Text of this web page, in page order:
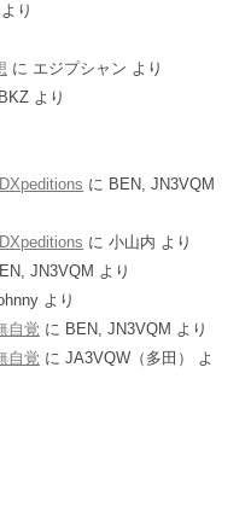
より
に エジプシャン より
より
に BEN, JN3VQM
に 小山内 より
JN3VQM より
より
自覚 に BEN, JN3VQM より
自覚 に JA3VQW（多田）
よ